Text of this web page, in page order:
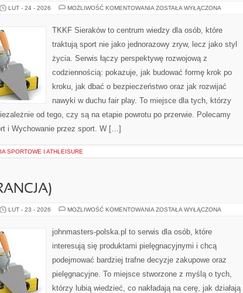
LUT - 24 - 2026 MOŻLIWOŚĆ KOMENTOWANIA TRENING
ZOSTAŁA WYŁĄCZONA
TKKF Sieraków to centrum wiedzy dla osób, które
traktują sport nie jako jednorazowy zryw, lecz jako styl
życia. Serwis łączy perspektywę rozwojową z
codziennością: pokazuje, jak budować formę krok po
kroku, jak dbać o bezpieczeństwo oraz jak rozwijać
nawyki w duchu fair play. To miejsce dla tych, którzy
od tego, czy są na etapie powrotu po przerwie. Polecamy
i Wychowanie przez sport. W […]
SPORTOWE I ATHLEISURE
LUT - 23 - 2026 MOŻLIWOŚĆ KOMENTOWANIA CHANEL
ZOSTAŁA WYŁĄCZONA
johnmasters-polska.pl to serwis dla osób, które
interesują się produktami pielęgnacyjnymi i chcą
podejmować bardziej trafne decyzje zakupowe oraz
pielęgnacyjne. To miejsce stworzone z myślą o tych,
którzy lubią wiedzieć, co nakładają na cerę, jak działają